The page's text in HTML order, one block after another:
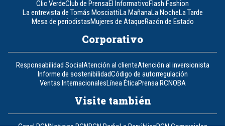
Clic VerdeClub de PrensaEl InformativoFlash Fashion
La entrevista de Tomás MosciattiLa MañanaLa NocheLa Tarde
Mesa de periodistasMujeres de AtaqueRazón de Estado
Corporativo
Responsabilidad SocialAtención al clienteAtención al inversionista
Informe de sostenibilidadCódigo de autorregulación
Ventas InternacionalesLínea ÉticaPrensa RCNOBA
Visite también
Canal RCNNoticias RCNRCN RadioLa RepúblicaRCN Comerciales